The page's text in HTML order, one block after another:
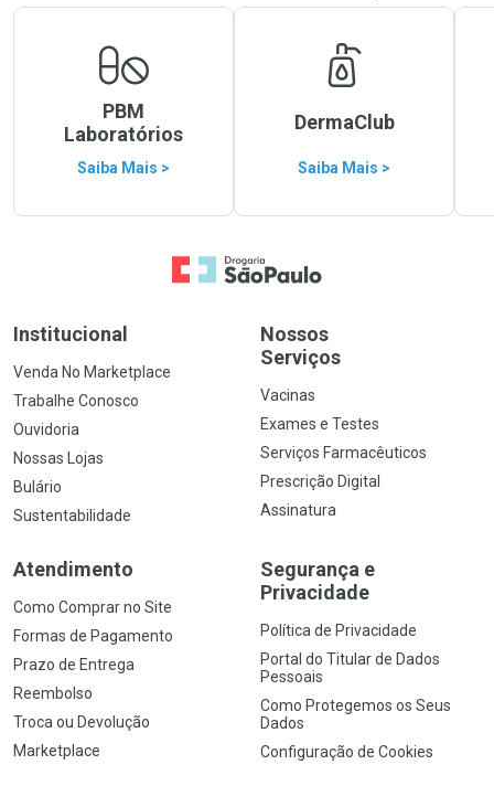
PBM
Laboratórios
Saiba Mais >
DermaClub
Saiba Mais >
Ir para a Home
Institucional
Venda No Marketplace
Trabalhe Conosco
Ouvidoria
Nossas Lojas
Bulário
Sustentabilidade
Nossos
Serviços
Vacinas
Exames e Testes
Serviços Farmacêuticos
Prescrição Digital
Assinatura
Atendimento
Como Comprar no Site
Formas de Pagamento
Prazo de Entrega
Reembolso
Troca ou Devolução
Marketplace
Segurança e
Privacidade
Política de Privacidade
Portal do Titular de Dados
Pessoais
Como Protegemos os Seus
Dados
Configuração de Cookies